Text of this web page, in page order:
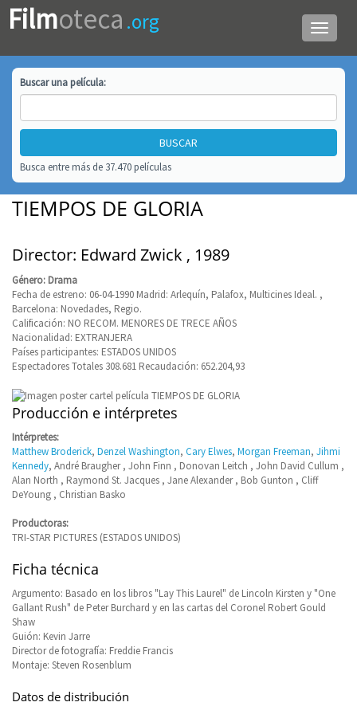
Menú
de
Filmoteca .org
Buscar unapelícula:
Busca entre más de 37.470 películas
TIEMPOS DE GLORIA
Director: Edward Zwick , 1989
Género: Drama
Fecha de estreno: 06-04-1990 Madrid: Arlequín, Palafox, Multicines Ideal. ,
Barcelona: Novedades, Regio.
Calificación: NO RECOM. MENORES DE TRECE AÑOS
Nacionalidad: EXTRANJERA
Países participantes: ESTADOS UNIDOS
Espectadores Totales 308.681 Recaudación: 652.204,93
Producción e intérpretes
Intérpretes:
Matthew Broderick, Denzel Washington, Cary Elwes, Morgan Freeman, Jihmi
Kennedy, André Braugher , John Finn , Donovan Leitch , John David Cullum ,
Alan North , Raymond St. Jacques , Jane Alexander , Bob Gunton , Cliff
DeYoung , Christian Basko
Productoras:
TRI-STAR PICTURES (ESTADOS UNIDOS)
Ficha técnica
Argumento: Basado en los libros "Lay This Laurel" de Lincoln Kirsten y "One
Gallant Rush" de Peter Burchard y en las cartas del Coronel Robert Gould
Shaw
Guión: Kevin Jarre
Director de fotografía: Freddie Francis
Montaje: Steven Rosenblum
Datos de distribución